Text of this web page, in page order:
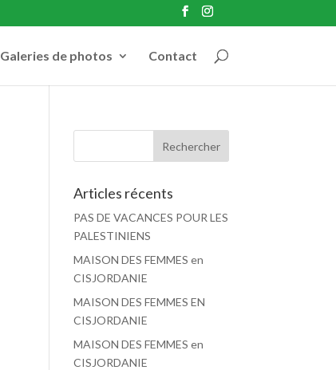
Galeries de photos Contact
Articles récents
PAS DE VACANCES POUR LES
PALESTINIENS
MAISON DES FEMMES en
CISJORDANIE
MAISON DES FEMMES EN
CISJORDANIE
MAISON DES FEMMES en
CISJORDANIE